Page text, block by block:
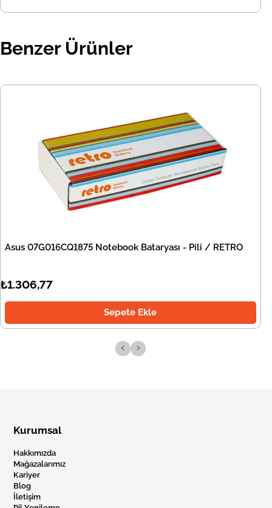
Benzer Ürünler
Asus 07G016CQ1875 Notebook Bataryası - Pili / RETRO
₺1.306,77
Sepete Ekle
‹ ›
Kurumsal
Hakkımızda
Mağazalarımız
Kariyer
Blog
İletişim